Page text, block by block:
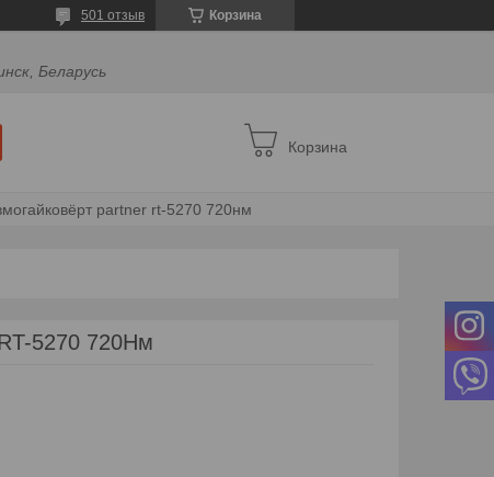
Корзина
501 отзыв
Беларусь
Корзина
partner rt-5270 720нм
5270 720Нм